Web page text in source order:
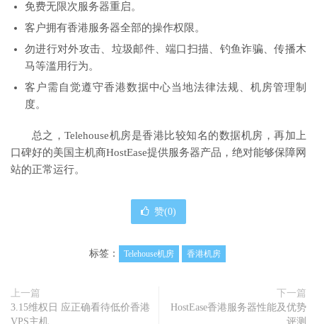
免费无限次服务器重启。
客户拥有香港服务器全部的操作权限。
勿进行对外攻击、垃圾邮件、端口扫描、钓鱼诈骗、传播木
马等滥用行为。
客户需自觉遵守香港数据中心当地法律法规、机房管理制
度。
总之，Telehouse机房是香港比较知名的数据机房，再加上
口碑好的美国主机商HostEase提供服务器产品，绝对能够保障网
站的正常运行。
赞(0)
标签： Telehouse机房 香港机房
上一篇
3.15维权日 应正确看待低价香港
VPS主机
下一篇
HostEase香港服务器性能及优势
评测